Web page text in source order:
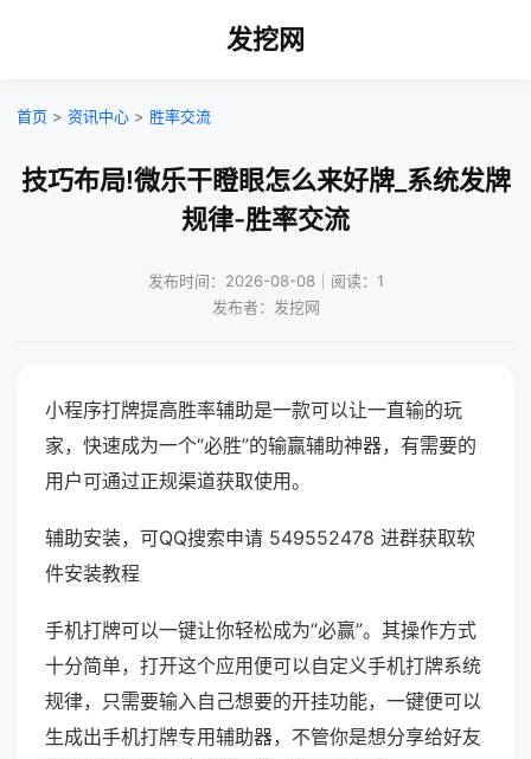
发挖网
首页 > 资讯中心 > 胜率交流
技巧布局!微乐干瞪眼怎么来好牌_系统发牌
规律-胜率交流
发布时间：2026-08-08｜阅读：1
发布者：发挖网
小程序打牌提高胜率辅助是一款可以让一直输的玩
家，快速成为一个“必胜”的输赢辅助神器，有需要的
用户可通过正规渠道获取使用。
辅助安装，可QQ搜索申请 549552478 进群获取软
件安装教程
手机打牌可以一键让你轻松成为“必赢”。其操作方式
十分简单，打开这个应用便可以自定义手机打牌系统
规律，只需要输入自己想要的开挂功能，一键便可以
生成出手机打牌专用辅助器，不管你是想分享给好友